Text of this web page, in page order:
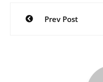
Post
navigation
Prev Post